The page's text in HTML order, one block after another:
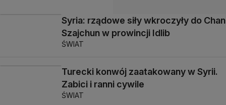
Syria: rządowe siły wkroczyły do Chan
Szajchun w prowincji Idlib
ŚWIAT
Turecki konwój zaatakowany w Syrii.
Zabici i ranni cywile
ŚWIAT